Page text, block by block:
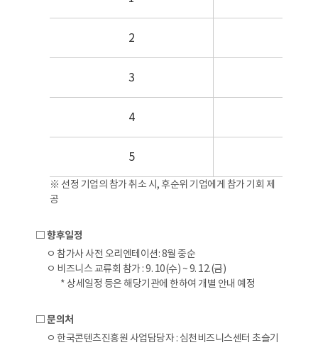
2
3
4
5
※ 선정 기업의 참가 취소 시, 후순위 기업에게 참가 기회 제
공
□ 향후일정
ㅇ 참가사 사전 오리엔테이션: 8월 중순
ㅇ 비즈니스 교류회 참가 : 9. 10(수) ~ 9. 12.(금)
* 상세일정 등은 해당기관에 한하여 개별 안내 예정
□ 문의처
ㅇ 한국콘텐츠진흥원 사업담당자 : 심천비즈니스센터 초슬기